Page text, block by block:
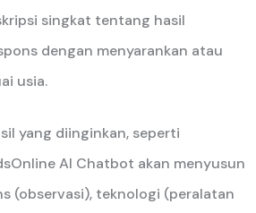
singkat tentang hasil
dengan menyarankan atau
usia.
yang diinginkan, seperti
AI Chatbot akan menyusun
(observasi), teknologi (peralatan